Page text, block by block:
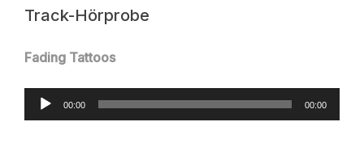
Track-Hörprobe
Fading Tattoos
Audio-
Player
00:00 00:00